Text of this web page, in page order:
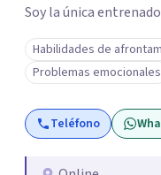
Soy la única
Focalizada en las
supervisora y
demostrado una
con un 70-75% de
también transforma la
Habilidades de
Problemas emocionales
Teléfono